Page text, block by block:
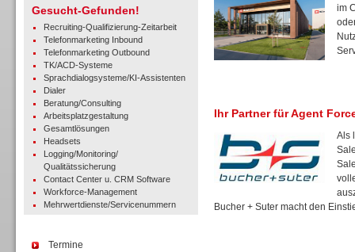
Gesucht-Gefunden!
Recruiting-Qualifizierung-Zeitarbeit
Telefonmarketing Inbound
Telefonmarketing Outbound
TK/ACD-Systeme
Sprachdialogsysteme/KI-Assistenten
Dialer
Beratung/Consulting
Arbeitsplatzgestaltung
Gesamtlösungen
Headsets
Logging/Monitoring/
Qualitätssicherung
Contact Center u. CRM Software
Workforce-Management
Mehrwertdienste/Servicenummern
Termine
im
Ihr Partner für Agent
Als
Bucher + Suter macht den